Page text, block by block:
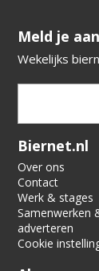
​​​​​​​Meld je
Wekelijks
Verification
Biernet.nl
Over ons
Contact
Werk & stages
Samenwerken
adverteren
Cookie